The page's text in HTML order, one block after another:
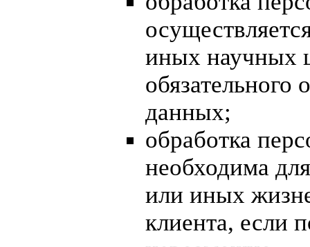
иных научных
обязательного
данных;
обработка
необходима
или иных
клиента, если